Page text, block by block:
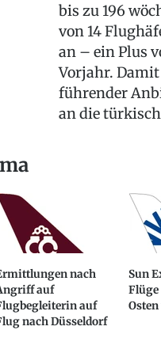
bis zu 196
von 14
an – ein Plus
Vorjahr.
führender
an die
nach
auf
auf
nach Düsseldorf
Sun
Flüge